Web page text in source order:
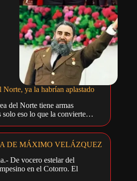
Norte, ya la habrían aplastado
del Norte tiene armas
solo eso lo que la convierte…
DE MÁXIMO VELÁZQUEZ
De vocero estelar del
en el Cotorro. El